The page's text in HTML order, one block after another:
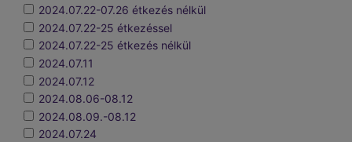
2024.07.22-07.26 étkezés nélkül
2024.07.22-25 étkezéssel
2024.07.22-25 étkezés nélkül
2024.07.11
2024.07.12
2024.08.06-08.12
2024.08.09.-08.12
2024.07.24